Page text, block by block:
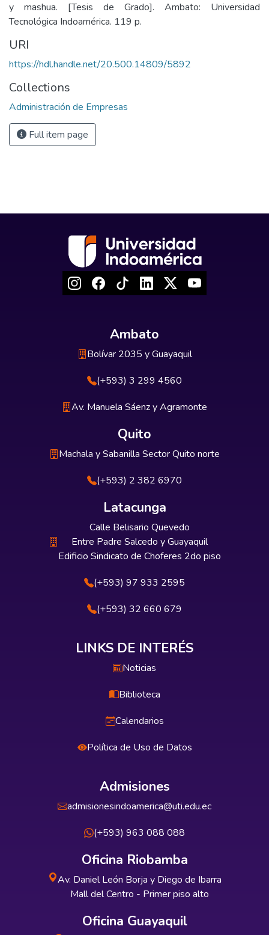
y mashua. [Tesis de Grado]. Ambato: Universidad
Tecnológica Indoamérica. 119 p.
URI
https://hdl.handle.net/20.500.14809/5892
Collections
Administración de Empresas
Full item page
Ambato
Bolívar 2035 y Guayaquil
(+593) 3 299 4560
Av. Manuela Sáenz y Agramonte
Quito
Machala y Sabanilla Sector Quito norte
(+593) 2 382 6970
Latacunga
Calle Belisario Quevedo
Entre Padre Salcedo y Guayaquil
Edificio Sindicato de Choferes 2do piso
(+593) 97 933 2595
(+593) 32 660 679
LINKS DE INTERÉS
Noticias
Biblioteca
Calendarios
Política de Uso de Datos
Admisiones
admisionesindoamerica@uti.edu.ec
(+593) 963 088 088
Oficina Riobamba
Av. Daniel León Borja y Diego de Ibarra
Mall del Centro - Primer piso alto
Oficina Guayaquil